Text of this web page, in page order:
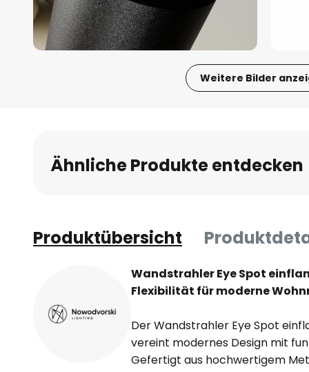
Weitere Bilder
Bildgalerie
springen
Ähnliche Produkte entdecken
Produktübersicht
Wandstrahler Eye Spot
Flexibilität für moderne
Der Wandstrahler Eye Spot
vereint modernes Design mit
Gefertigt aus hochwertigem